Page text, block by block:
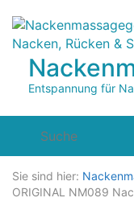
Hauptinhalt
springen
Entspannung für
Sie sind hier:
ORIGINAL NM089